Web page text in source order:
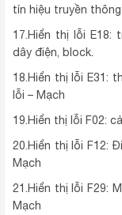
tín hiệu truyền
17.Hiển thị lỗi E18:
dây điện, block.
18.Hiển thị lỗi E31:
lỗi – Mạch
19.Hiển thị lỗi F02:
20.Hiển thị lỗi F12:
Mạch
21.Hiển thị lỗi F29:
Mạch